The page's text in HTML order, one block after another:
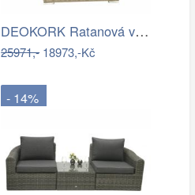
DEOKORK Ratanová variabilní sestava…
25971,-18973,-Kč
- 14%